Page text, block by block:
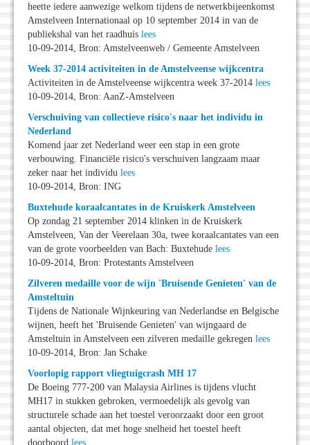
heette iedere aanwezige welkom tijdens de netwerkbijeenkomst
Amstelveen Internationaal op 10 september 2014 in van de
publiekshal van het raadhuis lees
10-09-2014, Bron: Amstelveenweb / Gemeente Amstelveen
Week 37-2014 activiteiten in de Amstelveense wijkcentra
Activiteiten in de Amstelveense wijkcentra week 37-2014 lees
10-09-2014, Bron: AanZ-Amstelveen
Verschuiving van collectieve risico's naar het individu in
Nederland
Komend jaar zet Nederland weer een stap in een grote
verbouwing. Financiële risico's verschuiven langzaam maar
zeker naar het individu lees
10-09-2014, Bron: ING
Buxtehude koraalcantates in de Kruiskerk Amstelveen
Op zondag 21 september 2014 klinken in de Kruiskerk
Amstelveen, Van der Veerelaan 30a, twee koraalcantates van een
van de grote voorbeelden van Bach: Buxtehude lees
10-09-2014, Bron: Protestants Amstelveen
Zilveren medaille voor de wijn 'Bruisende Genieten' van de
Amsteltuin
Tijdens de Nationale Wijnkeuring van Nederlandse en Belgische
wijnen, heeft het 'Bruisende Genieten' van wijngaard de
Amsteltuin in Amstelveen een zilveren medaille gekregen lees
10-09-2014, Bron: Jan Schake
Voorlopig rapport vliegtuigcrash MH 17
De Boeing 777-200 van Malaysia Airlines is tijdens vlucht
MH17 in stukken gebroken, vermoedelijk als gevolg van
structurele schade aan het toestel veroorzaakt door een groot
aantal objecten, dat met hoge snelheid het toestel heeft
doorboord lees